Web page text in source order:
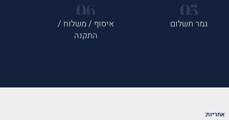
גמר תשלום
איסוף / משלוח /
התקנה
אחריות: